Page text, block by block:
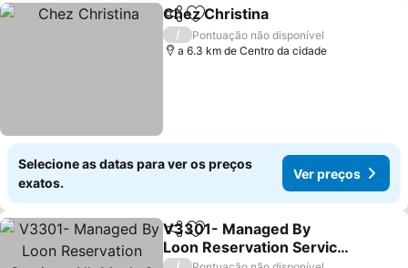
PartilharAdicionar aos favoritos
Chez Christina
/
Pontuação não disponível
a 6.3 km de Centro da cidade
Selecione as datas para ver os preços
exatos.
Ver preços
PartilharAdicionar aos favoritos
V3301- Managed By
Loon Reservation Service